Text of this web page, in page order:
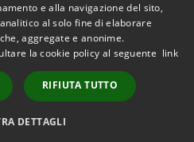
Copyright © 2026 • Comune di
Fiesse • Powered by
Municipium•
Accesso redazione
e alla navigazione del sito,
al solo fine di elaborare
aggregate e anonime.
la cookie policy al seguente link
RIFIUTA TUTTO
DETTAGLI